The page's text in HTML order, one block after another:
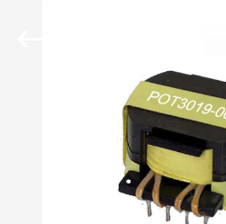
PRODUKTE